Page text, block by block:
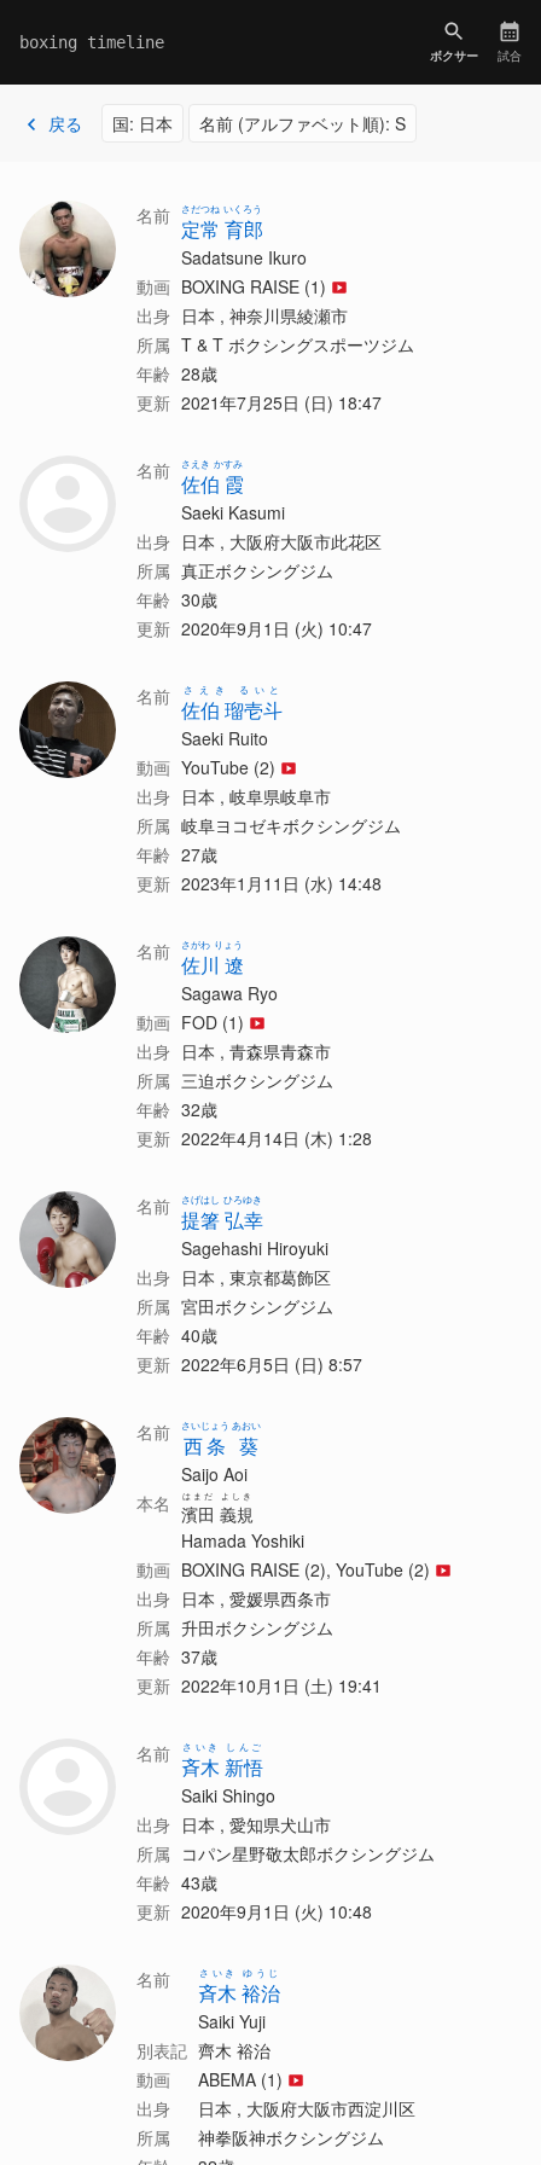
boxing timeline
ボクサー 試合
戻る 国: 日本 名前 (アルファベット順): S
名前 定常 育郎
さだつね いくろう
Sadatsune Ikuro
動画 BOXING RAISE (1)
出身 日本 , 神奈川県綾瀬市
所属 T & T ボクシングスポーツジム
年齢 28歳
更新 2021年7月25日 (日) 18:47
名前 佐伯 霞
さえき かすみ
Saeki Kasumi
出身 日本 , 大阪府大阪市此花区
所属 真正ボクシングジム
年齢 30歳
更新 2020年9月1日 (火) 10:47
名前 佐伯 瑠壱斗
さえき るいと
Saeki Ruito
動画 YouTube (2)
出身 日本 , 岐阜県岐阜市
所属 岐阜ヨコゼキボクシングジム
年齢 27歳
更新 2023年1月11日 (水) 14:48
名前 佐川 遼
さがわ りょう
Sagawa Ryo
動画 FOD (1)
出身 日本 , 青森県青森市
所属 三迫ボクシングジム
年齢 32歳
更新 2022年4月14日 (木) 1:28
名前 提箸 弘幸
さげはし ひろゆき
Sagehashi Hiroyuki
出身 日本 , 東京都葛飾区
所属 宮田ボクシングジム
年齢 40歳
更新 2022年6月5日 (日) 8:57
名前 西条 葵
さいじょう あおい
Saijo Aoi
本名 濱田 義規
はまだ よしき
Hamada Yoshiki
動画 BOXING RAISE (2), YouTube (2)
出身 日本 , 愛媛県西条市
所属 升田ボクシングジム
年齢 37歳
更新 2022年10月1日 (土) 19:41
名前 斉木 新悟
さいき しんご
Saiki Shingo
出身 日本 , 愛知県犬山市
所属 コパン星野敬太郎ボクシングジム
年齢 43歳
更新 2020年9月1日 (火) 10:48
名前 斉木 裕治
さいき ゆうじ
Saiki Yuji
別表記 齊木 裕治
動画
ABEMA (1)
出身
日本 , 大阪府大阪市西淀川区
所属
神拳阪神ボクシングジム